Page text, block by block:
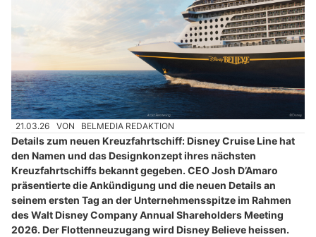
21.03.26 VON BELMEDIA REDAKTION
Details zum neuen Kreuzfahrtschiff: Disney Cruise Line hat
den Namen und das Designkonzept ihres nächsten
Kreuzfahrtschiffs bekannt gegeben. CEO Josh D’Amaro
präsentierte die Ankündigung und die neuen Details an
seinem ersten Tag an der Unternehmensspitze im Rahmen
des Walt Disney Company Annual Shareholders Meeting
2026. Der Flottenneuzugang wird Disney Believe heissen.